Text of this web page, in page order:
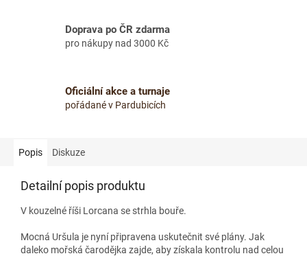
Doprava po ČR zdarma
pro nákupy nad 3000 Kč
Oficiální akce a turnaje
pořádané v Pardubicích
Popis Diskuze
Detailní popis produktu
V kouzelné říši Lorcana se strhla bouře.
Mocná Uršula je nyní připravena uskutečnit své plány. Jak
daleko mořská čarodějka zajde, aby získala kontrolu nad celou